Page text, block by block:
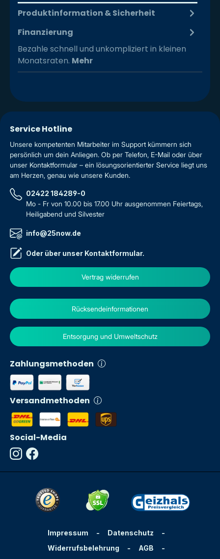
Produktinformation & Sicherheit
Finanzierung
Bezahle schnell und unkompliziert in kleinen
Monatsraten. Mehr
Service Hotline
Unsere kompetenten Mitarbeiter im Support kümmern sich
persönlich um dein Anliegen. Ob per Telefon, E-Mail oder über
unser Kontaktformular – ein lösungsorientierter Service liegt uns
am Herzen, genau wie unsere Kunden.
02422 184289-0
Mo - Fr von 10.00 bis 17.00 Uhr ausgenommen Feiertags,
Heiligabend und Silvester
info@25now.de
Oder über unser Kontaktformular.
Vertrag widerrufen
Zahlungsmethoden
Versandmethoden
Rücksendeinformationen
Entsorgung und Umweltschutz
Social-Media
Impressum - Datenschutz
-
Widerrufsbelehrung
- AGB -